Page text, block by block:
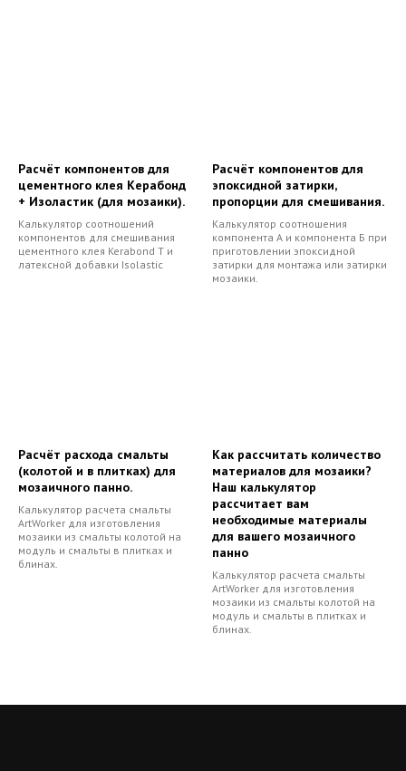
Расчёт компонентов для
цементного клея Керабонд
+ Изоластик (для мозаики).
Калькулятор соотношений
компонентов для смешивания
цементного клея Kerabond T и
латексной добавки Isolastic
Расчёт компонентов для
эпоксидной затирки,
пропорции для смешивания.
Калькулятор соотношения
компонента А и компонента Б при
приготовлении эпоксидной
затирки для монтажа или затирки
мозаики.
Расчёт расхода смальты
(колотой и в плитках) для
мозаичного панно.
Калькулятор расчета смальты
ArtWorker для изготовления
мозаики из смальты колотой на
модуль и смальты в плитках и
блинах.
Как рассчитать количество
материалов для мозаики?
Наш калькулятор
рассчитает вам
необходимые материалы
для вашего мозаичного
панно
Калькулятор расчета смальты
ArtWorker для изготовления
мозаики из смальты колотой на
модуль и смальты в плитках и
блинах.